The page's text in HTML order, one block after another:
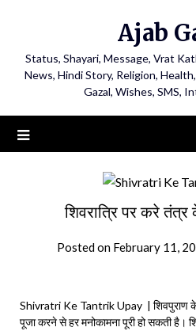
Ajab
Status, Shayari, Message, Vrat
News, Hindi Story, Religion,
Gazal, Wishes, SMS,
शिवरात्रि पर करे
Posted on February 11,
Shivratri Ke Tantrik Upay | शिवपुराण के
पूजा करने से हर मनोकामना पूरी हो सकती